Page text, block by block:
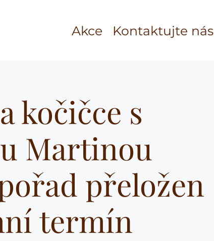
Akce Kontaktujte nás
kočičce s
Martinou
přeložen
termín